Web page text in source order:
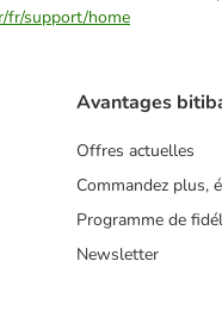
fr/support/home
Avantages
Offres actuelles
Commandez plus,
Programme de
Newsletter